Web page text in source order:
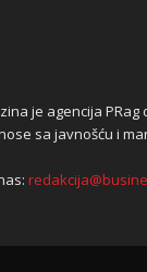
je agencija
sa javnošću i